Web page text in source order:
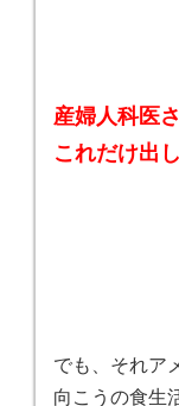
産婦人科医
これだけ出
でも、それア
向こうの食生